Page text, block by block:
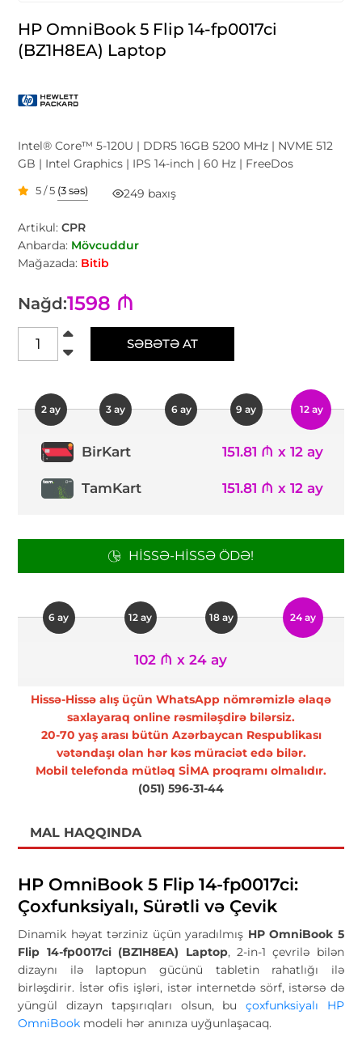
HP OmniBook 5 Flip 14-fp0017ci
(BZ1H8EA) Laptop
Intel® Core™ 5-120U | DDR5 16GB 5200 MHz | NVME 512
GB | Intel Graphics | IPS 14-inch | 60 Hz | FreeDos
5 / 5 (3 səs) 249 baxış
Artikul:CPR
Anbarda: Mövcuddur
Mağazada: Bitib
Nağd:1598 ₼
SƏBƏTƏ AT
2 ay 3 ay 6 ay 9 ay 12 ay
BirKart 151.81 ₼ x 12 ay
TamKart 151.81 ₼ x 12 ay
HISSƏ-HISSƏ ÖDƏ!
6 ay 12 ay 18 ay 24 ay
102 ₼ x 24 ay
Hissə-Hissə alış üçün WhatsApp nömrəmizlə əlaqə
saxlayaraq online rəsmiləşdirə bilərsiz.
20-70 yaş arası bütün Azərbaycan Respublikası
vətəndaşı olan hər kəs müraciət edə bilər.
Mobil telefonda mütləq SİMA proqramı olmalıdır.
(051) 596-31-44
MAL HAQQINDA
HP OmniBook 5 Flip 14-fp0017ci:
Çoxfunksiyalı, Sürətli və Çevik
Dinamik həyat tərziniz üçün yaradılmış HP OmniBook 5
Flip 14-fp0017ci (BZ1H8EA) Laptop, 2-in-1 çevrilə bilən
dizaynı ilə laptopun gücünü tabletin rahatlığı ilə
birləşdirir. İstər ofis işləri, istər internetdə sörf, istərsə də
yüngül dizayn tapşırıqları olsun, bu çoxfunksiyalı HP
OmniBook modeli hər anınıza uyğunlaşacaq.